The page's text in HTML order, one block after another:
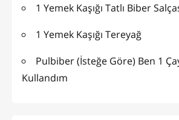
1 Yemek Kaşığı Tatlı Biber
1 Yemek Kaşığı Tereyağ
Pulbiber (İsteğe Göre) Ben 1 Çay
Kullandım